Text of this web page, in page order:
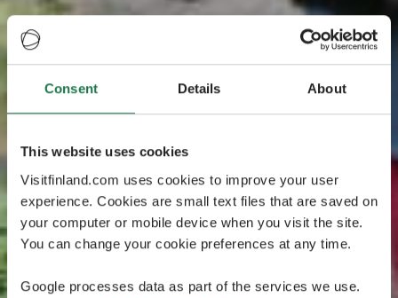
Consent Details About
This website uses cookies
Visitfinland.com uses cookies to improve your user
experience. Cookies are small text files that are saved on
your computer or mobile device when you visit the site.
You can change your cookie preferences at any time.
Google processes data as part of the services we use.